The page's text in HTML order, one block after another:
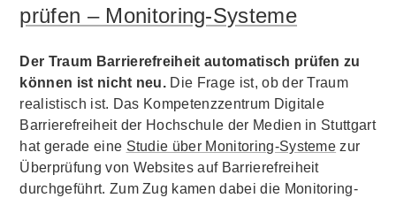
prüfen – Monitoring-Systeme
Der Traum Barrierefreiheit automatisch prüfen zu
können ist nicht neu. Die Frage ist, ob der Traum
realistisch ist. Das Kompetenzzentrum Digitale
Barrierefreiheit der Hochschule der Medien in Stuttgart
hat gerade eine Studie über Monitoring-Systeme zur
Überprüfung von Websites auf Barrierefreiheit
durchgeführt. Zum Zug kamen dabei die Monitoring-